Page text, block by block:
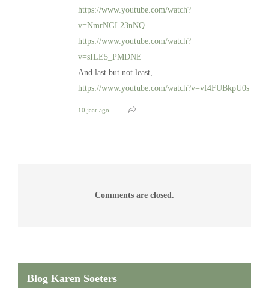
https://www.youtube.com/watch?
v=NmrNGL23nNQ
https://www.youtube.com/watch?
v=sILE5_PMDNE
And last but not least,
https://www.youtube.com/watch?v=vf4FUBkpU0s
10 jaar ago
Comments are closed.
Blog Karen Soeters